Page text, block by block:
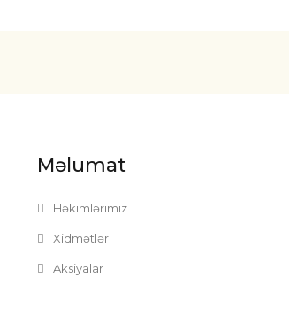
Məlumat
Həkimlərimiz
Xidmətlər
Aksiyalar